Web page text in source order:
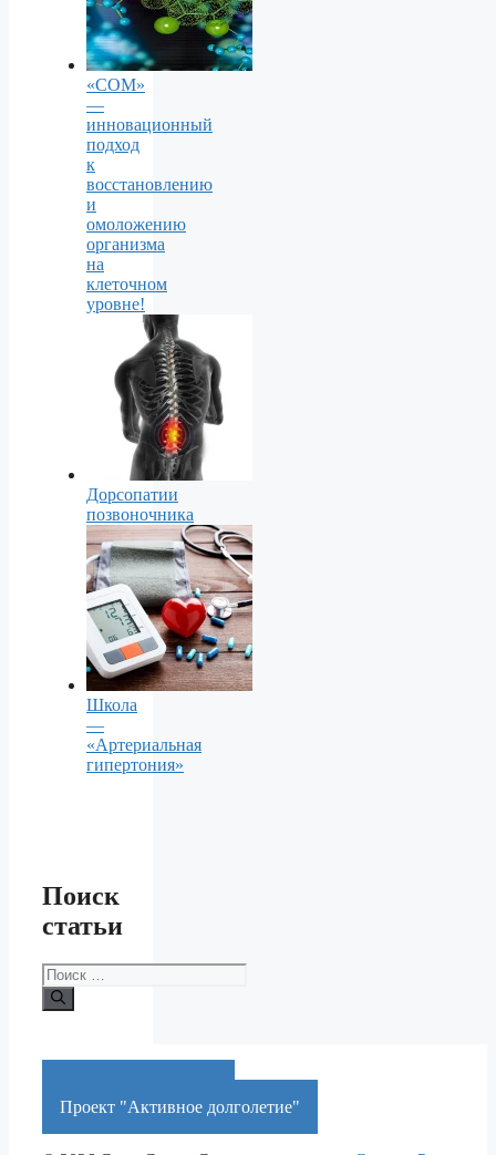
«СОМ»
—
инновационный
подход
к
восстановлению
и
омоложению
организма
на
клеточном
уровне!
Дорсопатии
позвоночника
Школа
—
«Артериальная
гипертония»
Поиск
статьи
Поиск:
Проект "Активное долголетие"